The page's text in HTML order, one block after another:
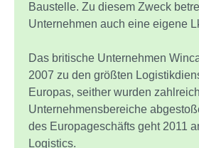
Baustelle. Zu diesem Zweck
Unternehmen auch eine eigene
Das britische Unternehmen
2007 zu den größten
Europas, seither wurden
Unternehmensbereiche
des Europageschäfts geht 2011
Logistics.